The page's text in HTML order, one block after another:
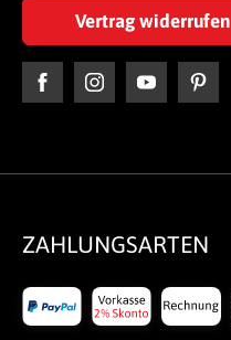
Vertrag widerrufen
ZAHLUNGSARTEN